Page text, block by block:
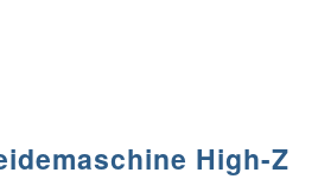
High-Z